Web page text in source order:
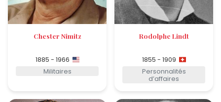
Chester Nimitz
1885 - 1966
Militaires
Rodolphe Lindt
1855 - 1909
Personnalités
d’affaires